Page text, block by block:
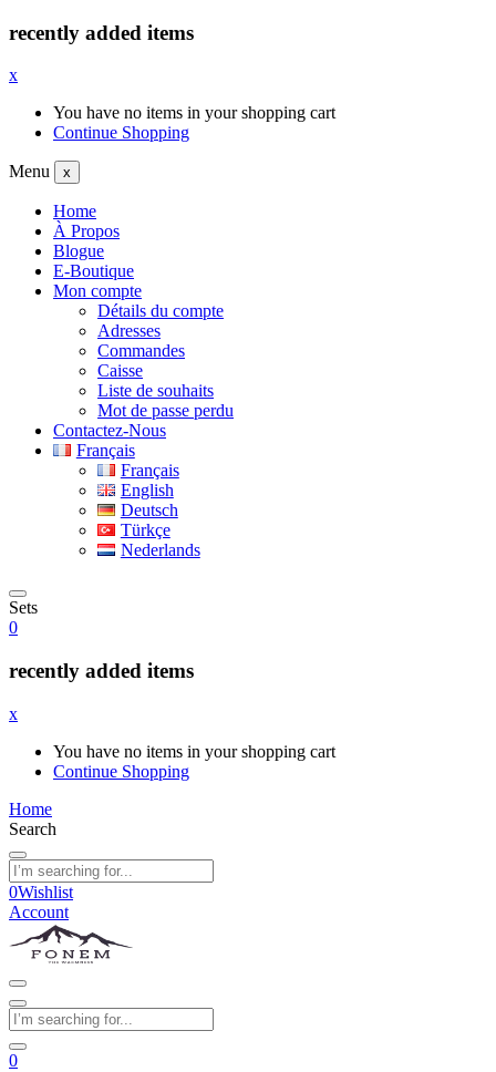
recently added items
x
You have no items in your shopping cart
Continue Shopping
Menu x
Home
À Propos
Blogue
E-Boutique
Mon compte
Détails du compte
Adresses
Commandes
Caisse
Liste de souhaits
Mot de passe perdu
Contactez-Nous
Français
Français
English
Deutsch
Türkçe
Nederlands
Sets
0
recently added items
x
You have no items in your shopping cart
Continue Shopping
Home
Search
0Wishlist
Account
0